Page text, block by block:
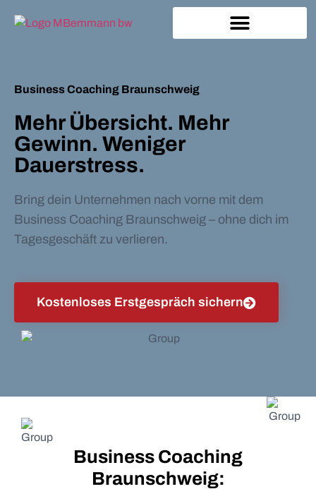
Business Coaching Braunschweig
Mehr Übersicht. Mehr
Gewinn. Weniger
Dauerstress.
Bring dein Unternehmen nach vorne mit dem
Business Coaching Braunschweig – ohne dich im
Tagesgeschäft zu verlieren.
Kostenloses Erstgespräch sichern
Business Coaching
Braunschweig: